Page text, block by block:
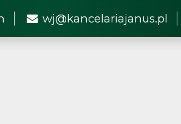
wj@kancelariajanus.pl